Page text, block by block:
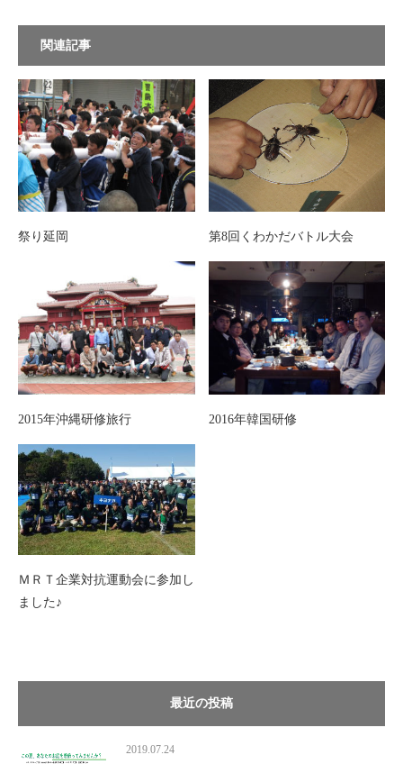
関連記事
祭り延岡 第8回くわかだバトル大会
2015年沖縄研修旅行 2016年韓国研修
ＭＲＴ企業対抗運動会に参加し
ました♪
最近の投稿
2019.07.24